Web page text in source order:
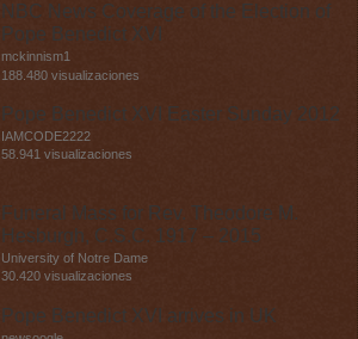
NBC News Coverage of the Election of
Pope Benedict XVI
mckinnism1
188.480 visualizaciones
Pope Benedict XVI Easter Sunday 2012
IAMCODE2222
58.941 visualizaciones
Funeral Mass for Rev. Theodore M.
Hesburgh, C.S.C. 1917 – 2015
University of Notre Dame
30.420 visualizaciones
Pope Benedict XVI arrives in UK